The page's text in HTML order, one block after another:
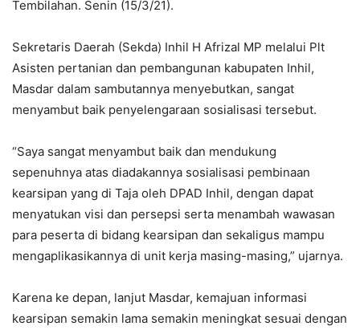
Tembilahan. Senin (15/3/21).
Sekretaris Daerah (Sekda) Inhil H Afrizal MP melalui Plt
Asisten pertanian dan pembangunan kabupaten Inhil,
Masdar dalam sambutannya menyebutkan, sangat
menyambut baik penyelengaraan sosialisasi tersebut.
“Saya sangat menyambut baik dan mendukung
sepenuhnya atas diadakannya sosialisasi pembinaan
kearsipan yang di Taja oleh DPAD Inhil, dengan dapat
menyatukan visi dan persepsi serta menambah wawasan
para peserta di bidang kearsipan dan sekaligus mampu
mengaplikasikannya di unit kerja masing-masing,” ujarnya.
Karena ke depan, lanjut Masdar, kemajuan informasi
kearsipan semakin lama semakin meningkat sesuai dengan